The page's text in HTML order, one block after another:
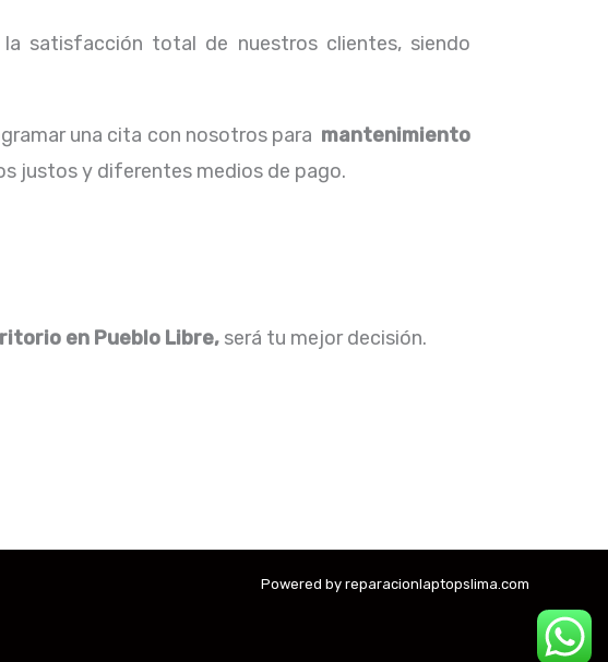
satisfacción total de nuestros clientes, siendo
una cita con nosotros para mantenimiento
justos y diferentes medios de pago.
en Pueblo Libre, será tu mejor decisión.
Powered by reparacionlaptopslima.com